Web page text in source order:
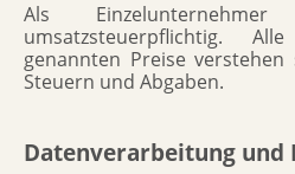
Als
umsatzsteuerpflichtig.
genannten Preise
Steuern und Abgaben.
Datenverarbeitung und